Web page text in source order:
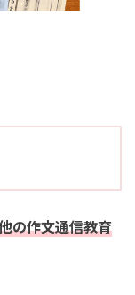
の作文通信教育